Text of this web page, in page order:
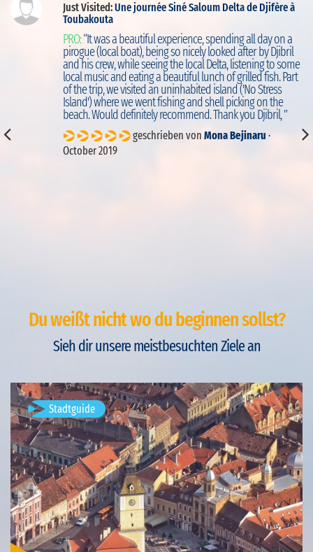
Just Visited:Une journée Siné Saloum Delta de Djifère à
Toubakouta
PRO:“It was a beautiful experience, spending all day on a
pirogue (local boat), being so nicely looked after by Djibril
and his crew, while seeing the local Delta, listening to some
local music and eating a beautiful lunch of grilled fish. Part
of the trip, we visited an uninhabited island ('No Stress
Island') where we went fishing and shell picking on the
beach. Would definitely recommend. Thank you Djibril, ”
geschrieben von Mona Bejinaru ·
October 2019
Du weißt nicht wo du beginnen sollst?
Sieh dir unsere meistbesuchten Ziele an
Stadtguide Brașov, Romania
Verfügbare Visits: 4